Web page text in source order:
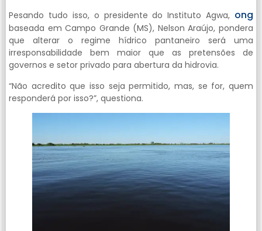
Pesando tudo isso, o presidente do Instituto Agwa, ong
baseada em Campo Grande (MS), Nelson Araújo, pondera
que alterar o regime hídrico pantaneiro será uma
irresponsabilidade bem maior que as pretensões de
governos e setor privado para abertura da hidrovia.
“Não acredito que isso seja permitido, mas, se for, quem
responderá por isso?”, questiona.